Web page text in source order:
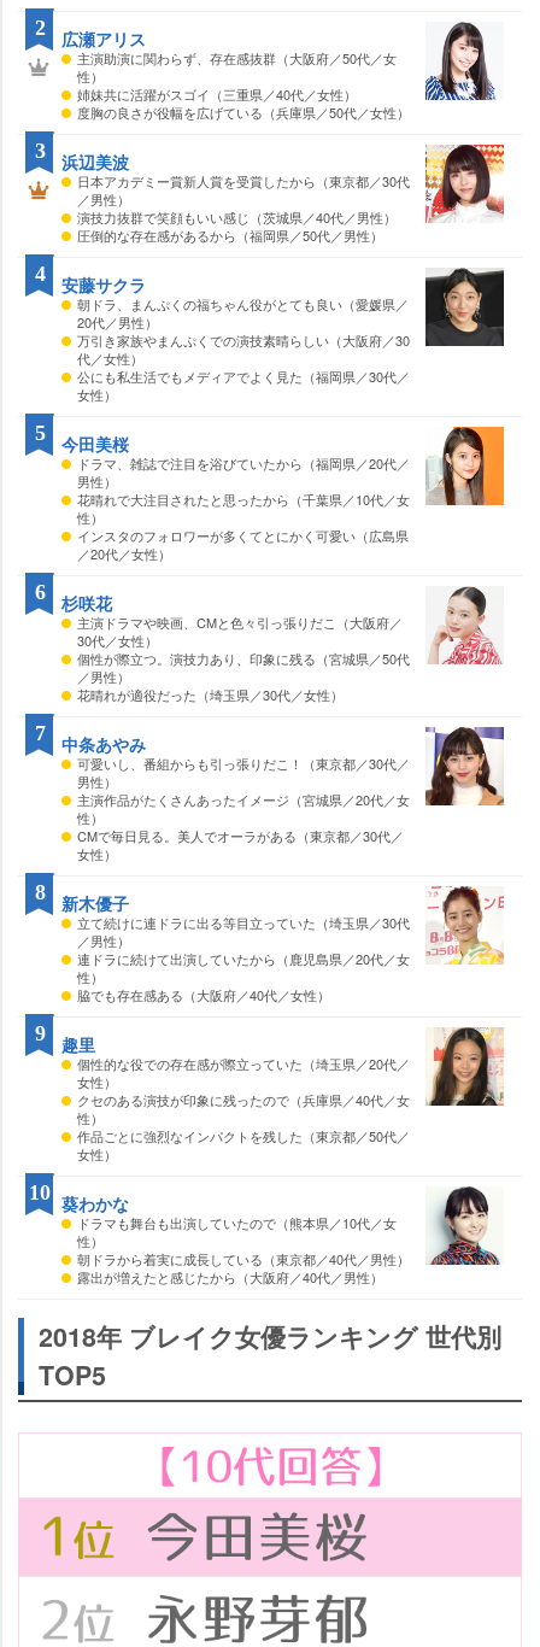
広瀬アリス
主演助演に関わらず、存在感抜群（大阪府／50代／女
性）
姉妹共に活躍がスゴイ（三重県／40代／女性）
度胸の良さが役幅を広げている（兵庫県／50代／女性）
2
浜辺美波
日本アカデミー賞新人賞を受賞したから（東京都／30代
／男性）
演技力抜群で笑顔もいい感じ（茨城県／40代／男性）
圧倒的な存在感があるから（福岡県／50代／男性）
3
安藤サクラ
朝ドラ、まんぷくの福ちゃん役がとても良い（愛媛県／
20代／男性）
万引き家族やまんぷくでの演技素晴らしい（大阪府／30
代／女性）
公にも私生活でもメディアでよく見た（福岡県／30代／
女性）
4
今田美桜
ドラマ、雑誌で注目を浴びていたから（福岡県／20代／
男性）
花晴れで大注目されたと思ったから（千葉県／10代／女
性）
インスタのフォロワーが多くてとにかく可愛い（広島県
／20代／女性）
5
杉咲花
主演ドラマや映画、CMと色々引っ張りだこ（大阪府／
30代／女性）
個性が際立つ。演技力あり、印象に残る（宮城県／50代
／男性）
花晴れが適役だった（埼玉県／30代／女性）
6
中条あやみ
可愛いし、番組からも引っ張りだこ！（東京都／30代／
男性）
主演作品がたくさんあったイメージ（宮城県／20代／女
性）
CMで毎日見る。美人でオーラがある（東京都／30代／
女性）
7
新木優子
立て続けに連ドラに出る等目立っていた（埼玉県／30代
／男性）
連ドラに続けて出演していたから（鹿児島県／20代／女
性）
脇でも存在感ある（大阪府／40代／女性）
8
趣里
個性的な役での存在感が際立っていた（埼玉県／20代／
女性）
クセのある演技が印象に残ったので（兵庫県／40代／女
性）
作品ごとに強烈なインパクトを残した（東京都／50代／
女性）
9
葵わかな
ドラマも舞台も出演していたので（熊本県／10代／女
性）
朝ドラから着実に成長している（東京都／40代／男性）
露出が増えたと感じたから（大阪府／40代／男性）
10
2018年 ブレイク女優ランキング 世代別
TOP5